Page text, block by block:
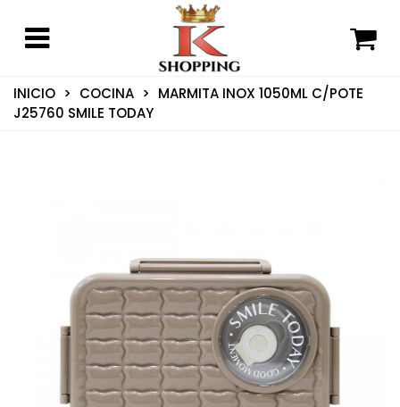
INICIO > COCINA > MARMITA INOX 1050ML C/POTE
J25760 SMILE TODAY